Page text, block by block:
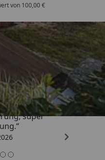
von 100,00 €
/ 5
super